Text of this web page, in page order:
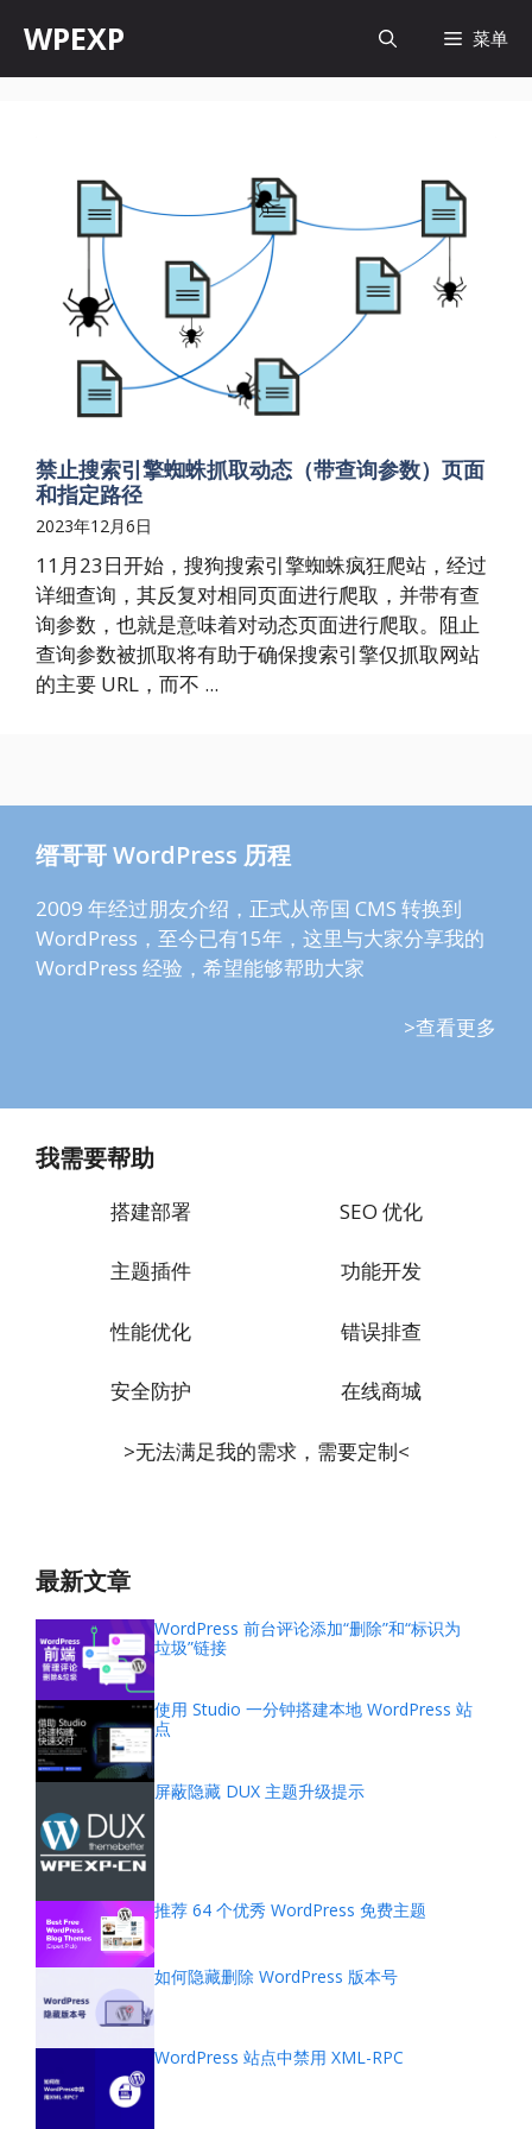
内
WPEXP 菜单
禁止搜索引擎蜘蛛抓取动态（带查询参数）页面
和指定路径
2023年12月6日
11月23日开始，搜狗搜索引擎蜘蛛疯狂爬站，经过
详细查询，其反复对相同页面进行爬取，并带有查
询参数，也就是意味着对动态页面进行爬取。阻止
查询参数被抓取将有助于确保搜索引擎仅抓取网站
的主要 URL，而不 ...
缙哥哥 WordPress 历程
2009 年经过朋友介绍，正式从帝国 CMS 转换到
WordPress，至今已有15年，这里与大家分享我的
WordPress 经验，希望能够帮助大家
>查看更多
我需要帮助
搭建部署
主题插件
性能优化
安全防护
SEO 优化
功能开发
错误排查
在线商城
>无法满足我的需求，需要定制<
最新文章
WordPress 前台评论添加“删除”和“标识为
垃圾”链接
使用 Studio 一分钟搭建本地 WordPress 站
点
屏蔽隐藏 DUX 主题升级提示
推荐 64 个优秀 WordPress 免费主题
如何隐藏删除 WordPress 版本号
WordPress 站点中禁用 XML-RPC